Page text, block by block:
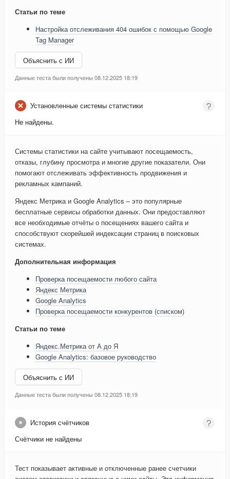
Статьи по теме
Настройка отслеживания 404 ошибок с помощью Google
Tag Manager
Объяснить с ИИ
Данные теста были получены 08.12.2025 18:19
Установленные системы статистики
Не найдены.
Системы статистики на сайте учитывают посещаемость,
отказы, глубину просмотра и многие другие показатели. Они
помогают отслеживать эффективность продвижения и
рекламных кампаний.
Яндекс Метрика и Google Analytics – это популярные
бесплатные сервисы обработки данных. Они предоставляют
все необходимые отчёты о посещениях вашего сайта и
способствуют скорейшей индексации страниц в поисковых
системах.
Дополнительная информация
Проверка посещаемости любого сайта
Яндекс Метрика
Google Analytics
Проверка посещаемости конкурентов (списком)
Статьи по теме
Яндекс.Метрика от А до Я
Google Analytics: базовое руководство
Объяснить с ИИ
Данные теста были получены 08.12.2025 18:19
История счётчиков
Счётчики не найдены
Тест показывает активные и отключенные ранее счетчики